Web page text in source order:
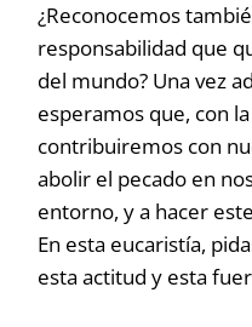
¿Reconocemos
responsabilidad que
del mundo? Una vez
esperamos que, con
contribuiremos con
abolir el pecado en
entorno, y a hacer
En esta eucaristía,
esta actitud y esta